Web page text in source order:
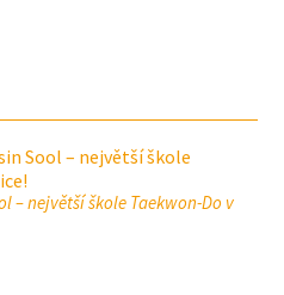
– největší škole Taekwon-Do v